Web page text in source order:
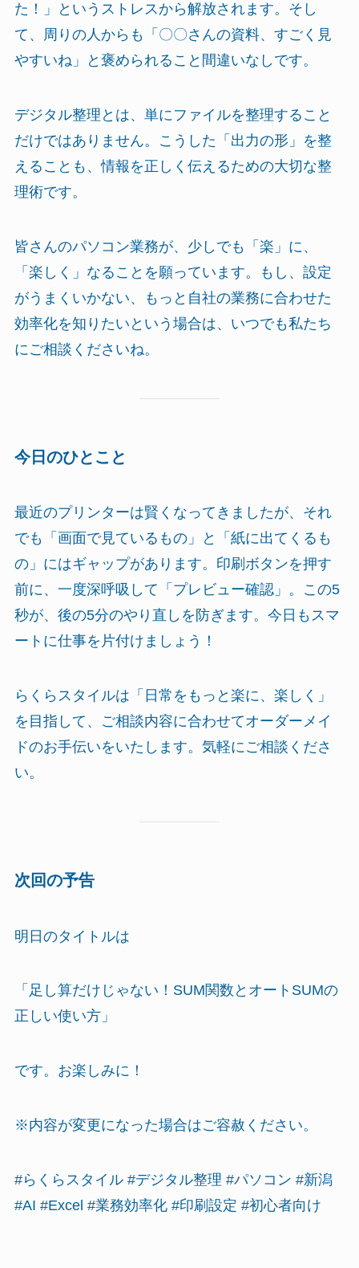
た！」というストレスから解放されます。そし
て、周りの人からも「〇〇さんの資料、すごく見
やすいね」と褒められること間違いなしです。
デジタル整理とは、単にファイルを整理すること
だけではありません。こうした「出力の形」を整
えることも、情報を正しく伝えるための大切な整
理術です。
皆さんのパソコン業務が、少しでも「楽」に、
「楽しく」なることを願っています。もし、設定
がうまくいかない、もっと自社の業務に合わせた
効率化を知りたいという場合は、いつでも私たち
にご相談くださいね。
今日のひとこと
最近のプリンターは賢くなってきましたが、それ
でも「画面で見ているもの」と「紙に出てくるも
の」にはギャップがあります。印刷ボタンを押す
前に、一度深呼吸して「プレビュー確認」。この5
秒が、後の5分のやり直しを防ぎます。今日もスマ
ートに仕事を片付けましょう！
らくらスタイルは「日常をもっと楽に、楽しく」
を目指して、ご相談内容に合わせてオーダーメイ
ドのお手伝いをいたします。気軽にご相談くださ
い。
次回の予告
明日のタイトルは
「足し算だけじゃない！SUM関数とオートSUMの
正しい使い方」
です。お楽しみに！
※内容が変更になった場合はご容赦ください。
#らくらスタイル #デジタル整理 #パソコン #新潟
#AI #Excel #業務効率化 #印刷設定 #初心者向け